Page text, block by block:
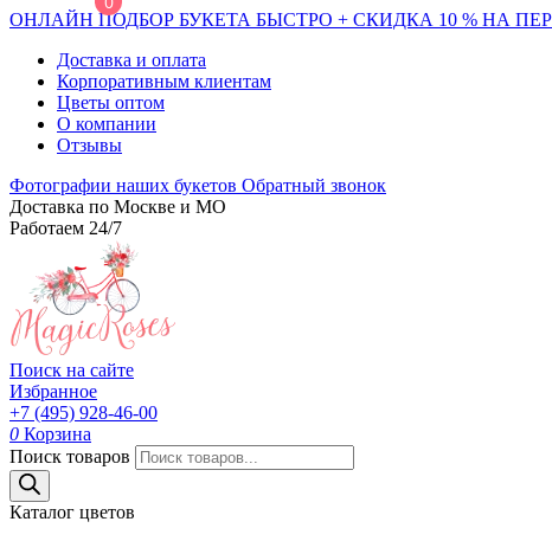
ОНЛАЙН ПОДБОР БУКЕТА БЫСТРО + СКИДКА 10 % НА
Доставка и оплата
Корпоративным клиентам
Цветы оптом
О компании
Отзывы
Фотографии наших букетов Обратный звонок
Доставка по Москве и МО
Работаем 24/7
Поиск на сайте
Избранное
+7 (495) 928-46-00
0 Корзина
Поиск товаров
Каталог цветов